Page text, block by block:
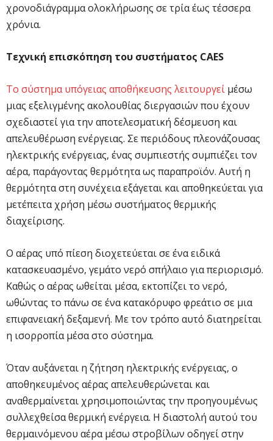
χρονοδιάγραμμα ολοκλήρωσης σε τρία έως τέσσερα
χρόνια.
Τεχνική επισκόπηση του συστήματος CAES
Το σύστημα υπόγειας αποθήκευσης λειτουργεί μέσω
μιας εξελιγμένης ακολουθίας διεργασιών που έχουν
σχεδιαστεί για την αποτελεσματική δέσμευση και
απελευθέρωση ενέργειας. Σε περιόδους πλεονάζουσας
ηλεκτρικής ενέργειας, ένας συμπιεστής συμπιέζει τον
αέρα, παράγοντας θερμότητα ως παραπροϊόν. Αυτή η
θερμότητα στη συνέχεια εξάγεται και αποθηκεύεται για
μετέπειτα χρήση μέσω συστήματος θερμικής
διαχείρισης.
Ο αέρας υπό πίεση διοχετεύεται σε ένα ειδικά
κατασκευασμένο, γεμάτο νερό σπήλαιο για περιορισμό.
Καθώς ο αέρας ωθείται μέσα, εκτοπίζει το νερό,
ωθώντας το πάνω σε ένα κατακόρυφο φρεάτιο σε μια
επιφανειακή δεξαμενή. Με τον τρόπο αυτό διατηρείται
η ισορροπία μέσα στο σύστημα.
Όταν αυξάνεται η ζήτηση ηλεκτρικής ενέργειας, ο
αποθηκευμένος αέρας απελευθερώνεται και
αναθερμαίνεται χρησιμοποιώντας την προηγουμένως
συλλεχθείσα θερμική ενέργεια. Η διαστολή αυτού του
θερμαινόμενου αέρα μέσω στροβίλων οδηγεί στην